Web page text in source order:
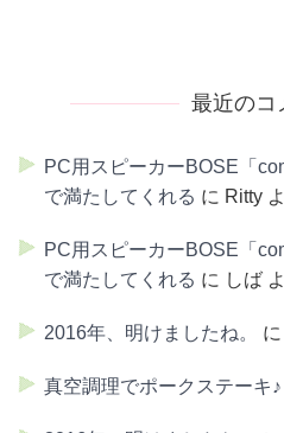
最近のコ
PC用スピーカーBOSE「
で満たしてくれる に Ritty
PC用スピーカーBOSE「
で満たしてくれる に しば
2016年、明けましたね。 に
真空調理でポークステーキ♪